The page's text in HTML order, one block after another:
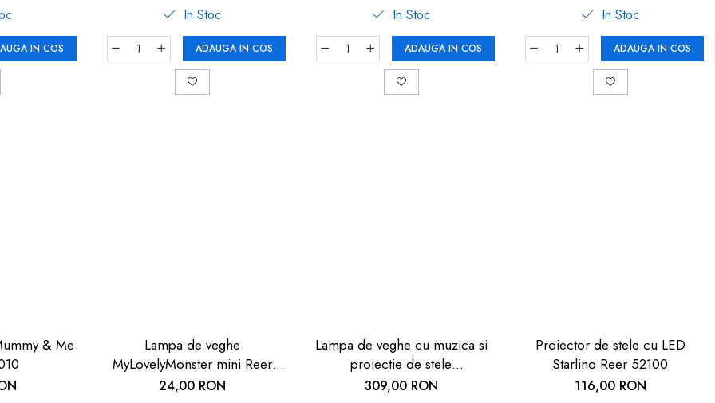
IN COS
In Stoc
ADAUGA IN COS
In Stoc
ADAUGA IN COS
In Stoc
ADAUGA IN COS
& Me
Lampa de veghe
MyLovelyMonster mini Reer
52032
24,00 RON
Lampa de veghe cu muzica si
proiectie de stele
MyMagicStarlight Reer 52050
309,00 RON
Proiector de stele cu LED
Starlino Reer 52100
116,00 RON